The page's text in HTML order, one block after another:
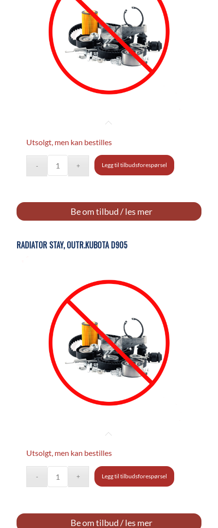
Utsolgt, men kan bestilles
Legg til tilbudsforespørsel
Be om tilbud / les mer
RADIATOR STAY, OUTR.KUBOTA D905
Utsolgt, men kan bestilles
Legg til tilbudsforespørsel
Be om tilbud / les mer